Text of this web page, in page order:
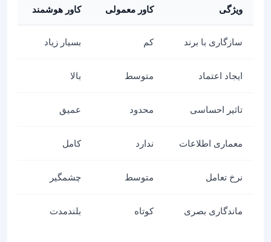
ویژگی کاور معمولی کاور هوشمند
سازگاری با برند کم بسیار زیاد
ایجاد اعتماد متوسط بالا
تاثیر احساسی محدود عمیق
معماری اطلاعات ندارد کامل
نرخ تعامل متوسط چشمگیر
ماندگاری بصری کوتاه بلندمدت